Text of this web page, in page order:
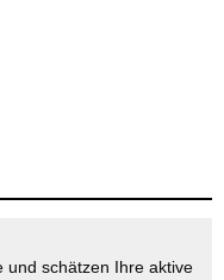
und schätzen Ihre aktive